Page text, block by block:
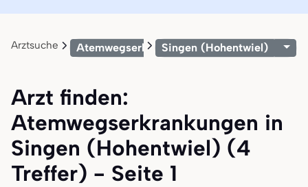
Arztsuche AtemwegserkrankungenSingen (Hohentwiel)
Arzt finden:
Atemwegserkrankungen in
Singen (Hohentwiel) (4
Treffer) - Seite 1